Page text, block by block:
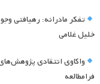
تفکر مادرانه: رهیافتی
خلیل غلامی
واکاوی انتقادی
فرامطالعه